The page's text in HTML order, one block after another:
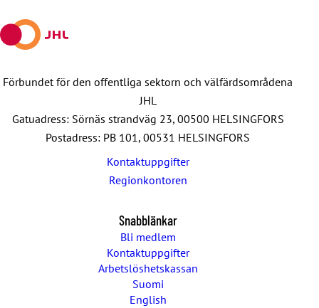
Förbundet för den offentliga sektorn och välfärdsområdena
JHL
Gatuadress: Sörnäs strandväg 23, 00500 HELSINGFORS
Postadress: PB 101, 00531 HELSINGFORS
Kontaktuppgifter
Regionkontoren
Snabblänkar
Bli medlem
Kontaktuppgifter
Arbetslöshetskassan
Suomi
English